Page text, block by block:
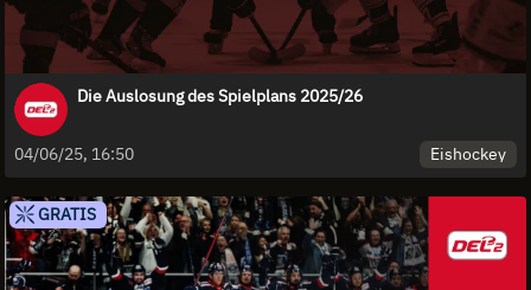
Die Auslosung des Spielplans 2025/26
04/06/25, 16:50 Eishockey
GRATIS